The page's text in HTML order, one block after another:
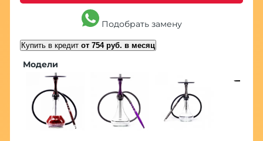
Подобрать замену
Купить в кредит от 754 руб. в месяц
Модели